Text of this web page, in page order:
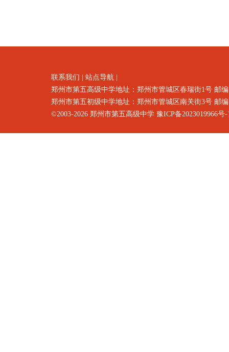
联系我们 站点导航
郑州市第五高级中学地址：郑州市管城区春瑞街1号 邮
郑州市第五初级中学地址：郑州市管城区南关街3号 邮
©2003-2026 郑州市第五高级中学 豫ICP备2023019966号-